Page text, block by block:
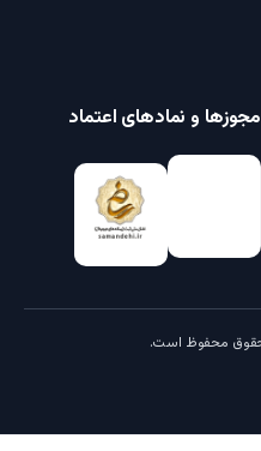
مجوزها و نمادهای اعتماد